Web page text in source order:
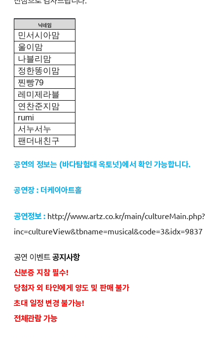
닉네임
민서시아맘
울이맘
나블리맘
정한똥이맘
찐빵79
레미제라블
연찬준지맘
rumi
서누서누
팬더내친구
공연의 정보는 (바다탐험대 옥토넛)에서 확인 가능합니다.
공연장 : 더케이아트홀
공연정보 : http://www.artz.co.kr/main/cultureMain.php?
inc=cultureView&tbname=musical&code=3&idx=9837
공연 이벤트 공지사항
신분증 지참 필수!
당첨자 외 타인에게 양도 및 판매 불가
초대 일정 변경 불가능!
전체관람 가능